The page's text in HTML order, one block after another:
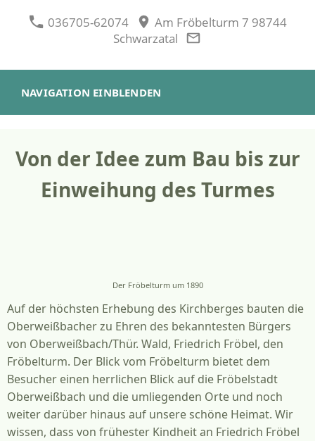
036705-62074
Am Fröbelturm 7 98744
Schwarzatal
NAVIGATION EINBLENDEN
Von der Idee zum Bau bis zur
Einweihung des Turmes
Der Fröbelturm um 1890
Auf der höchsten Erhebung des Kirchberges bauten die
Oberweißbacher zu Ehren des bekanntesten Bürgers
von Oberweißbach/Thür. Wald, Friedrich Fröbel, den
Fröbelturm. Der Blick vom Fröbelturm bietet dem
Besucher einen herrlichen Blick auf die Fröbelstadt
Oberweißbach und die umliegenden Orte und noch
weiter darüber hinaus auf unsere schöne Heimat. Wir
wissen, dass von frühester Kindheit an Friedrich Fröbel